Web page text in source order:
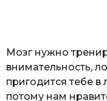
Мозг нужно
внимательность,
пригодится тебе
потому нам